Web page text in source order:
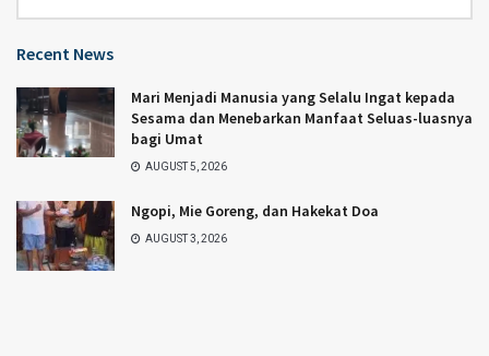
Recent News
Mari Menjadi Manusia yang Selalu Ingat kepada
Sesama dan Menebarkan Manfaat Seluas-luasnya
bagi Umat
AUGUST 5, 2026
Ngopi, Mie Goreng, dan Hakekat Doa
AUGUST 3, 2026